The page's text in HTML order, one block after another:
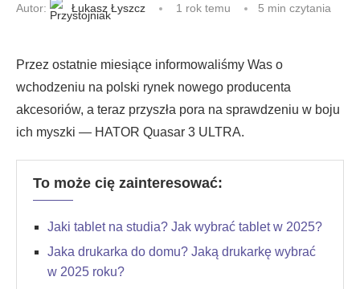
Autor: Łukasz Łyszcz 1 rok temu 5 min czytania
Przez ostatnie miesiące informowaliśmy Was o
wchodzeniu na polski rynek nowego producenta
akcesoriów, a teraz przyszła pora na sprawdzeniu w boju
ich myszki — HATOR Quasar 3 ULTRA.
To może cię zainteresować:
Jaki tablet na studia? Jak wybrać tablet w 2025?
Jaka drukarka do domu? Jaką drukarkę wybrać
w 2025 roku?